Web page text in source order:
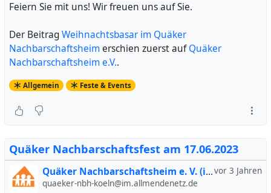
Feiern Sie mit uns! Wir freuen uns auf Sie.
Der BeitragWeihnachtsbasar im Quäker
Nachbarschaftsheimerschien zuerst aufQuäker
Nachbarschaftsheim e.V..
Allgemein Feste & Events
Quäker Nachbarschaftsfest am 17.06.2023
vor 3 Jahren
Quäker Nachbarschaftsheim e. V. (inoffiziell)
quaeker-nbh-koeln@im.allmendenetz.de